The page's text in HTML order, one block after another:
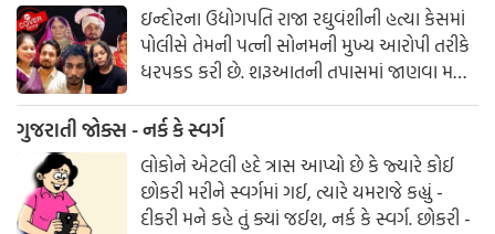
ઇન્દોરના ઉદ્યોગપતિ રાજા રઘુવંશીની હત્યા કેસમાં
પોલીસે તેમની પત્ની સોનમની મુખ્ય આરોપી તરીકે
ધરપકડ કરી છે. શરૂઆતની તપાસમાં જાણવા મળ્યું
છે કે સોનમે તેના પતિની હત્યા કરી હતી અને લાશ
મેઘાલયમાં ખાડામાં ફેંકી દીધી હતી. સોનમે ત્રણ
હત્યારાઓની મદદ લીધી હતી અને હનીમૂન
દરમિયાન હત્યાનું કાવતરું ઘડવામાં આવ્યું હતું.
ગુજરાતી જોક્સ - નર્ક કે સ્વર્ગ
લોકોને એટલી હદે ત્રાસ આપ્યો છે કે જ્યારે કોઈ
છોકરી મરીને સ્વર્ગમાં ગઈ, ત્યારે યમરાજે કહ્યું -
દીકરી મને કહે તું ક્યાં જઈશ, નર્ક કે સ્વર્ગ. છોકરી -